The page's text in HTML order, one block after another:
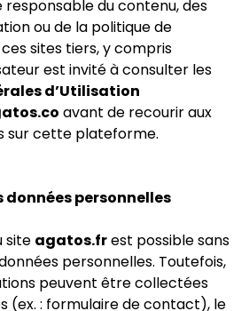
du contenu, des
ou de la politique de
sites tiers, y compris
est invité à consulter les
d’Utilisation
avant de recourir aux
sur cette plateforme.
données personnelles
site agatos.frest possible sans
personnelles. Toutefois,
peuvent être collectées
(ex. : formulaire de contact), le